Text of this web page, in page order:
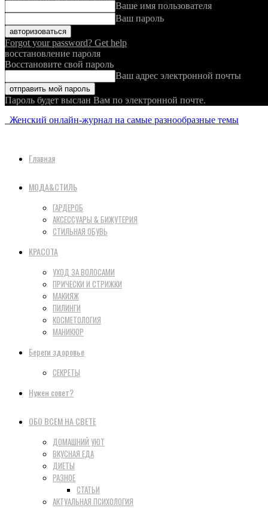
Ваше имя пользователя
Ваш пароль
Forgot your password? Get help
восстановление пароля
Восстановите свой пароль
Ваш адрес электронной почты
Пароль будет выслан Вам по электронной почте.
Женский онлайн-журнал на самые разнообразные темы
Главная
МОДА&СТИЛЬ
ГАРДЕРОБ
АКСЕССУАРЫ & БИЖУТЕРИЯ
СТИЛЬНАЯ ОБУВЬ
КРАСОТА
УХОД ЗА ВОЛОСАМИ
ПРИЧЕСКИ И СТРИЖКИ
МАКИЯЖ
ПИЛИНГИ
КОСМЕТОЛОГИЯ
МАНИКЮР
Береги здоровье
СЕКРЕТЫ
Нужен совет?
ОБО ВСЕМ НА СВЕТЕ
ДОМАШНИЙ УЮТ
ВКУСНАЯ ЕДА
ДИЕТЫ
РАЗНОЕ
СТАТЬИ
АКТУАЛЬНАЯ ПСИХОЛОГИЯ